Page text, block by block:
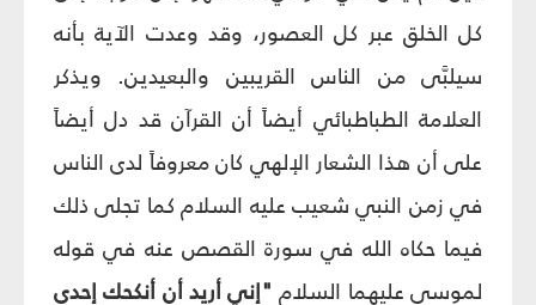
كل الخلق عبر كل العصور، وقد وعدت الآية بأنه
سيلبَّى من الناس القريبين والبعيدين. ويذكر
العلامة الطباطبائي أيضاً أن القرآن قد دل أيضاً
على أن هذا الشعار الإلهي كان معروفاً لدى الناس
في زمن النبي شعيب عليه السلام كما تجلى ذلك
فيما حكاه الله في سورة القصص عنه في قوله
لموسى عليهما السلام "إني أريد أن أنكحك إحدى